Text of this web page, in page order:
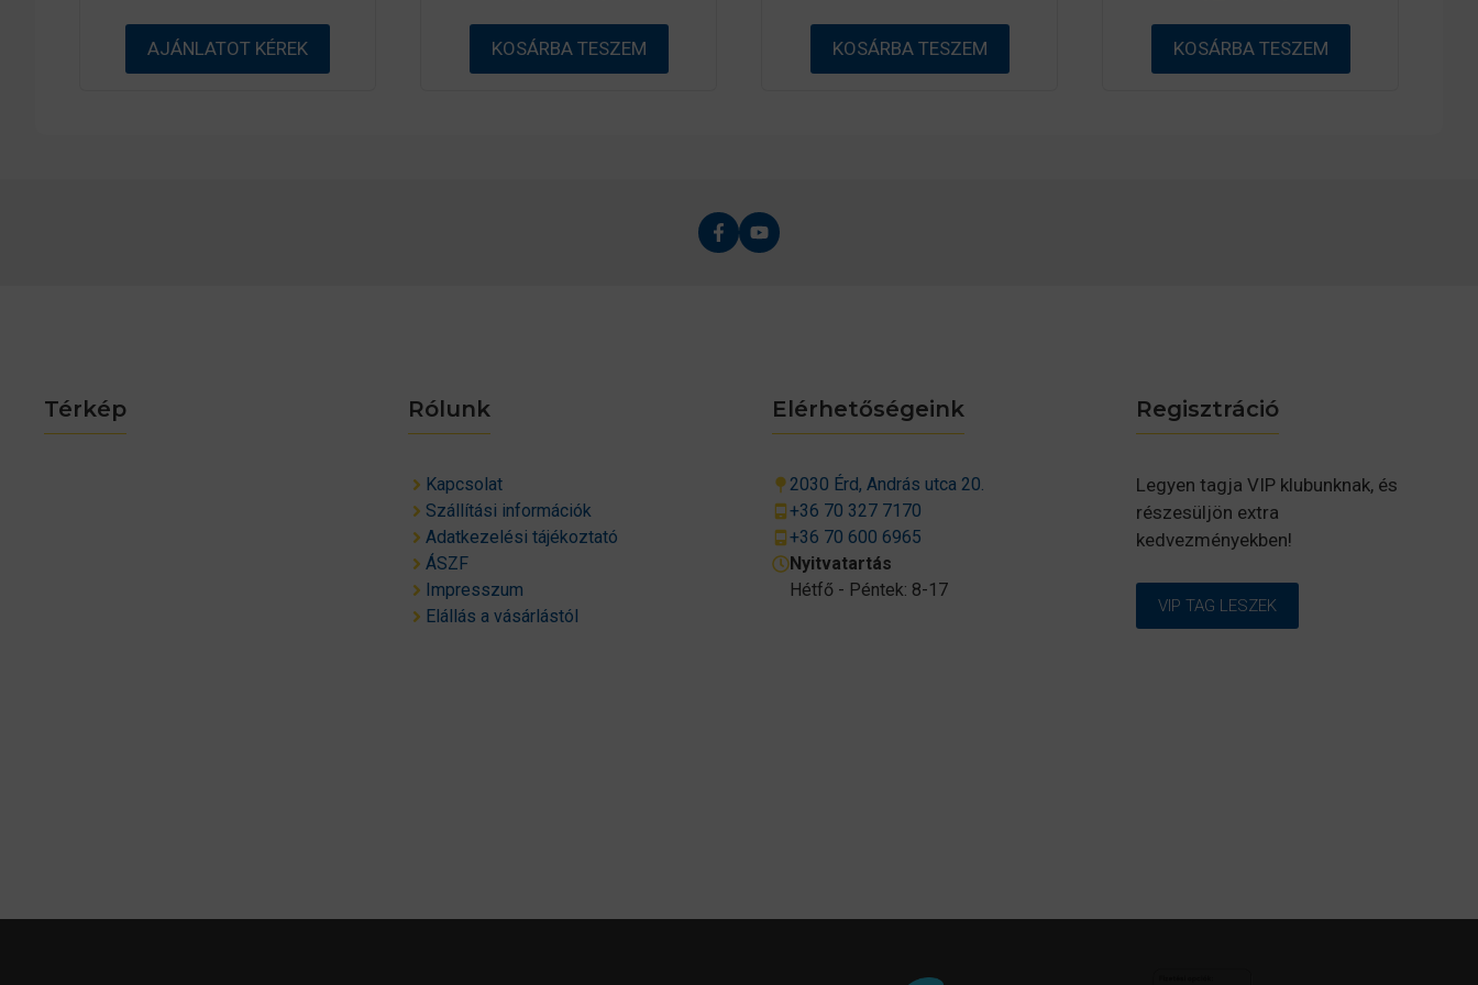
AJÁNLATOT KÉREK
b
ő
l
KOSÁRBA TESZEM
l
KOSÁRBA TESZEM
b
ő
l
KOSÁRBA TESZEM
Térkép Rólunk
Kapcsolat
Szállítási információk
Adatkezelési tájékoztató
ÁSZF
Impresszum
Elállás a vásárlástól
Elérhetőségeink
2030 Érd, András utca 20.
+36 70 327 7170
+36 70 600 6965
Nyitvatartás
Hétfő - Péntek: 8-17
Regisztráció
Legyen tagja VIP klubunknak, és
részesüljön extra
kedvezményekben!
VIP TAG LESZEK